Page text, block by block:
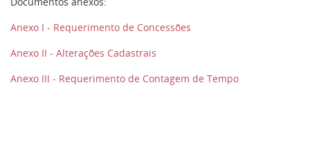
Anexo I - Requerimento de Concessões
Anexo II - Alterações Cadastrais
Anexo III - Requerimento de Contagem de Tempo